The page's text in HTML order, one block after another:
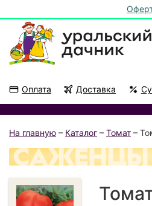
Оплата Доставка
На главную – Каталог – Томат –